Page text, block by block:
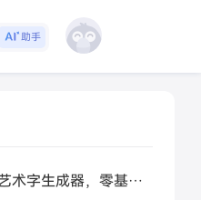
助手
5 款在线艺术字生成器，零基础做高级感标题